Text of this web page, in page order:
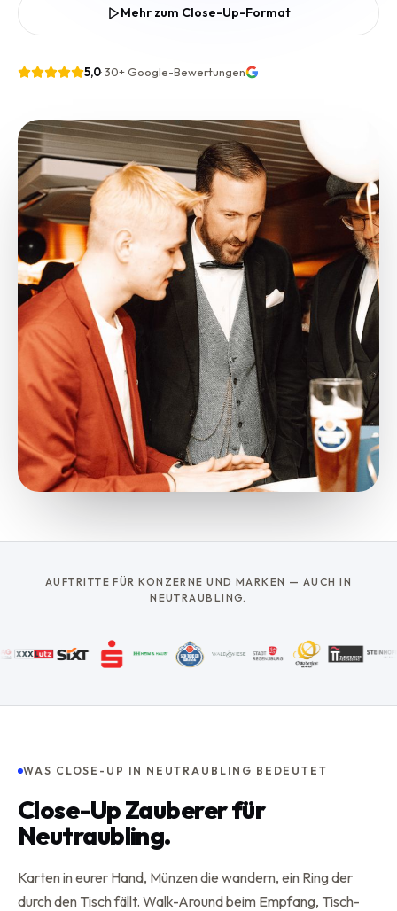
Mehr zum Close-Up-Format
5,0·30+Google-Bewertungen
AUFTRITTE FÜR KONZERNE UND MARKEN — AUCH IN
NEUTRAUBLING.
WAS CLOSE-UP IN NEUTRAUBLING BEDEUTET
Close-Up Zauberer für
Neutraubling.
Karten in eurer Hand, Münzen die wandern, ein Ring der
durch den Tisch fällt. Walk-Around beim Empfang, Tisch-